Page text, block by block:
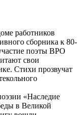
работников
сборника к 80-
поэты ВРО
свои
Стихи прозвучат
«Наследие
в Великой